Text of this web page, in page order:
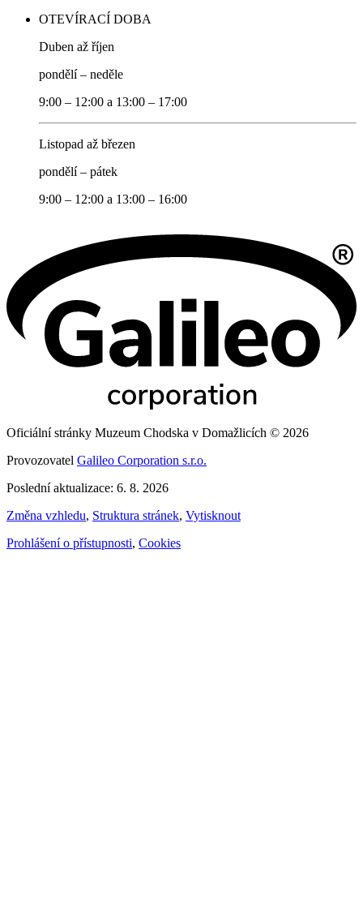
OTEVÍRACÍ DOBA
Duben až říjen
pondělí – neděle
9:00 – 12:00 a 13:00 – 17:00
Listopad až březen
pondělí – pátek
9:00 – 12:00 a 13:00 – 16:00
Oficiální stránky Muzeum Chodska v Domažlicích © 2026
Provozovatel Galileo Corporation s.r.o.
Poslední aktualizace: 6. 8. 2026
Změna vzhledu, Struktura stránek, Vytisknout
Prohlášení o přístupnosti, Cookies